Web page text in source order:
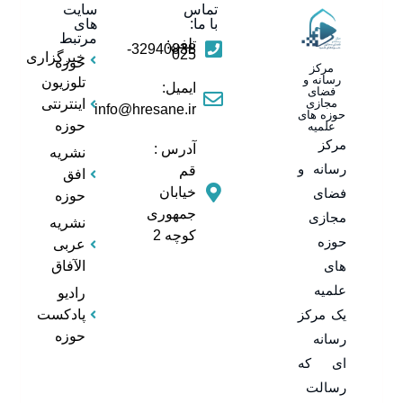
مرکز
رسانه و
فضای
مجازی
حوزه های
علمیه
مرکز
رسانه و
فضای
مجازی
حوزه
های
علمیه
یک مرکز
رسانه
ای که
رسالت
تماس
با ما:
تلفن:
32940838- 025
ایمیل:
info@hresane.ir
آدرس :
قم
خیابان
جمهوری
کوچه 2
سایت
های
مرتبط
خبرگزاری
حوزه
تلوزیون
اینترنتی
حوزه
نشریه
افق
حوزه
نشریه
عربی
الآفاق
رادیو
پادکست
حوزه